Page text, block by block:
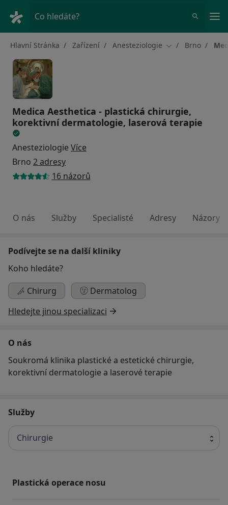
Co hledáte?
Hlavní Stránka Zařízení Anesteziologie Změna města
Brno
Medica Aesthetica - plastická chirurgie,
korektivní dermatologie, laserová terapie
Anesteziologie Více
Brno 2 adresy
16 názorů
O nás Služby Specialisté Adresy Názory
Podívejte se na další kliniky
Koho hledáte?
Chirurg
Dermatolog
Hledejte jinou specializaci
O nás
Soukromá klinika plastické a estetické chirurgie,
korektivní dermatologie a laserové terapie
Služby
Chirurgie
Plastická operace nosu